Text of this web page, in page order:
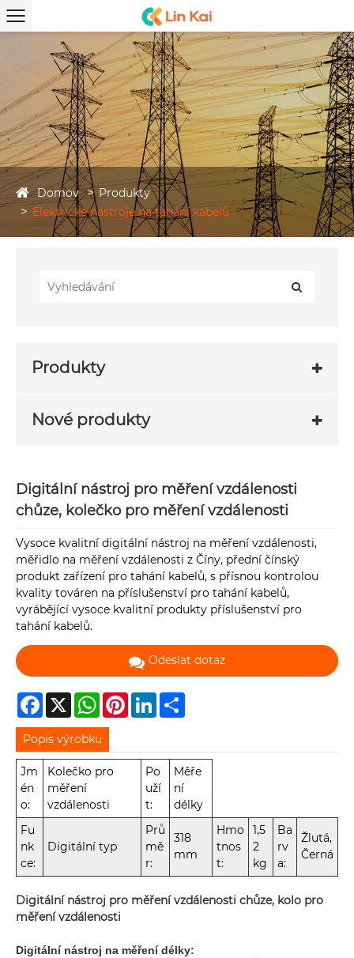
Domov
Produkty
Elektrické nástroje na tahání kabelů
Produkty
Nové produkty
Digitální nástroj pro měření vzdálenosti
chůze, kolečko pro měření vzdálenosti
Vysoce kvalitní digitální nástroj na měření vzdálenosti,
měřidlo na měření vzdálenosti z Číny, přední čínský
produkt zařízení pro tahání kabelů, s přísnou kontrolou
kvality továren na příslušenství pro tahání kabelů,
vyrábějící vysoce kvalitní produkty příslušenství pro
tahání kabelů.
Odeslat dotaz
Facebook
X WhatsAppPinterestLinkedIn
Popis výrobku
Jm
én
o:
Kolečko pro
měření
vzdálenosti
Po
uží
t:
Měře
ní
délky
Fu
nk
ce:
Digitální typ
Prů
mě
r:
318
mm
Hmo
tnos
t:
1,5
2
kg
Ba
rv
a:
Žlutá,
Černá
Digitální nástroj pro měření vzdálenosti chůze, kolo pro
měření vzdálenosti
Digitální nástroj na měření délky: